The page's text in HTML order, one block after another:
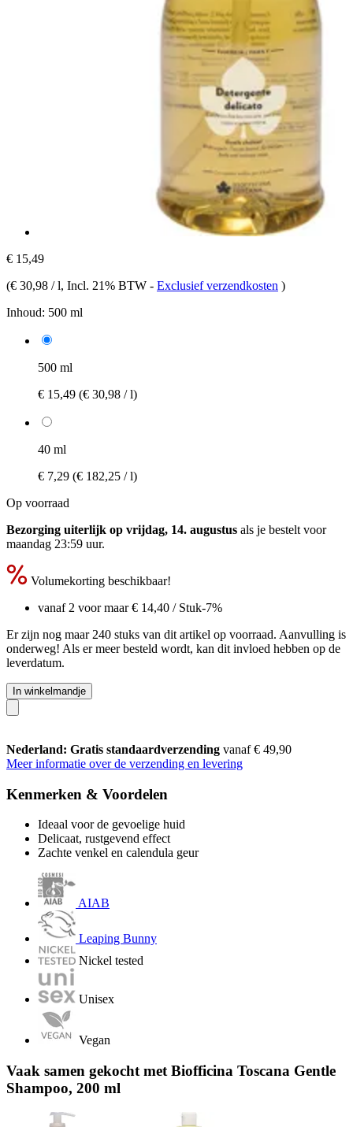
€ 15,49
(€ 30,98 / l, Incl. 21% BTW - Exclusief verzendkosten )
Inhoud: 500 ml
500 ml
€ 15,49 (€ 30,98 / l)
40 ml
€ 7,29 (€ 182,25 / l)
Op voorraad
Bezorging uiterlijk op vrijdag, 14. augustus als je bestelt voor
maandag 23:59 uur.
Volumekorting beschikbaar!
vanaf 2 voor maar€ 14,40 / Stuk-7%
Er zijn nog maar 240 stuks van dit artikel op voorraad. Aanvulling is
onderweg! Als er meer besteld wordt, kan dit invloed hebben op de
leverdatum.
In winkelmandje
Nederland: Gratis standaardverzending vanaf € 49,90
Meer informatie over de verzending en levering
Kenmerken & Voordelen
Ideaal voor de gevoelige huid
Delicaat, rustgevend effect
Zachte venkel en calendula geur
AIAB
Leaping Bunny
Nickel tested
Unisex
Vegan
Vaak samen gekocht met Biofficina Toscana Gentle
Shampoo, 200 ml